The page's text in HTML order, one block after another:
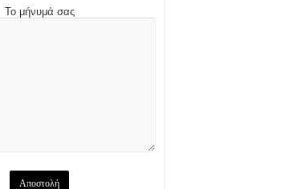
Το μήνυμά σας